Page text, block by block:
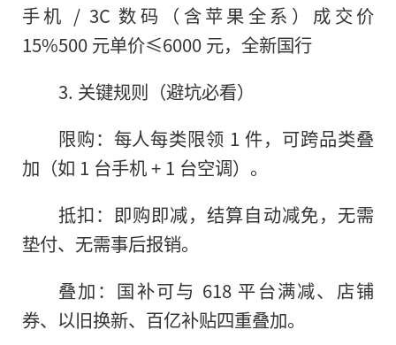
手机 / 3C 数码（含苹果全系）成交价
15%500 元单价≤6000 元，全新国行
3. 关键规则（避坑必看）
限购：每人每类限领 1 件，可跨品类叠
加（如 1 台手机 + 1 台空调）。
抵扣：即购即减，结算自动减免，无需
垫付、无需事后报销。
叠加：国补可与 618 平台满减、店铺
券、以旧换新、百亿补贴四重叠加。